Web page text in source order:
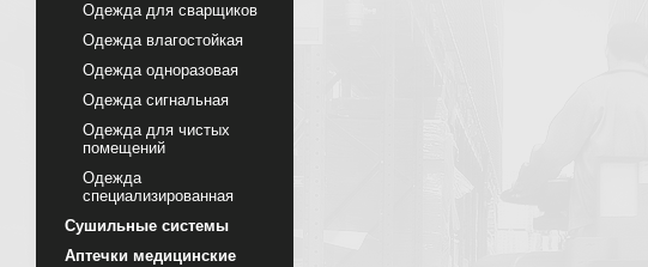
Одежда для сварщиков
Одежда влагостойкая
Одежда одноразовая
Одежда сигнальная
Одежда для чистых
помещений
Одежда
специализированная
Сушильные системы
Аптечки медицинские